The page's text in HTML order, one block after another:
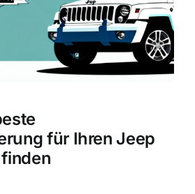
für Ihren Jeep